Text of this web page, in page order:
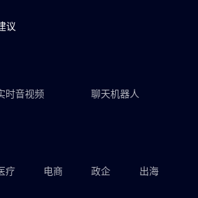
议
时音视频
聊天机器人
疗 电商 政企 出海